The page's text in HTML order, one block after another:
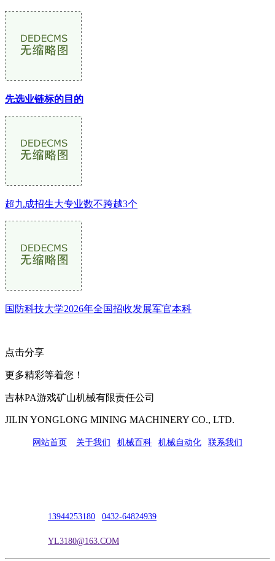
先选业链标的目的
超九成招生大专业数不跨越3个
国防科技大学2026年全国招收发展军官本科
点击分享
更多精彩等着您！
吉林PA游戏矿山机械有限责任公司
JILIN YONGLONG MINING MACHINERY CO., LTD.
网站首页 关于我们 机械百科 机械自动化 联系我们
13944253180 0432-64824939
YL3180@163.COM